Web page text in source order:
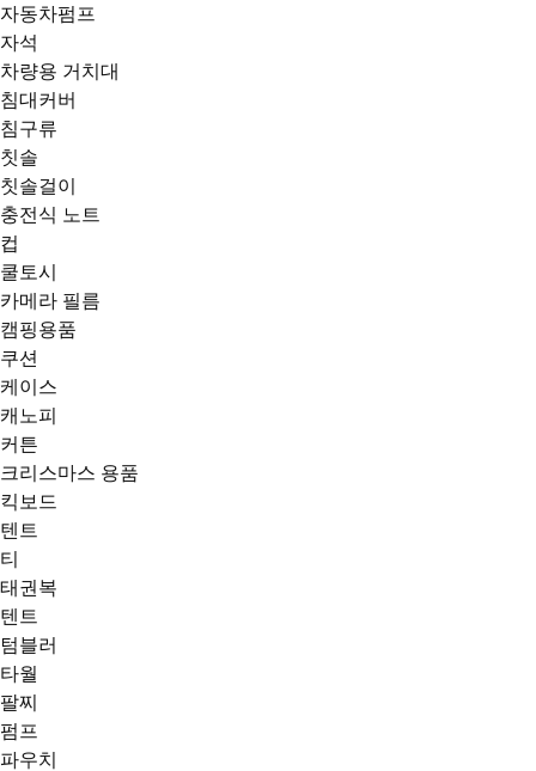
자동차펌프
자석
차량용 거치대
침대커버
침구류
칫솔
칫솔걸이
충전식 노트
컵
쿨토시
카메라 필름
캠핑용품
쿠션
케이스
캐노피
커튼
크리스마스 용품
킥보드
텐트
티
태권복
텐트
텀블러
타월
팔찌
펌프
파우치